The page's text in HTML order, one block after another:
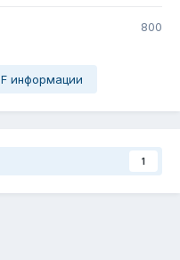
800
информации
1